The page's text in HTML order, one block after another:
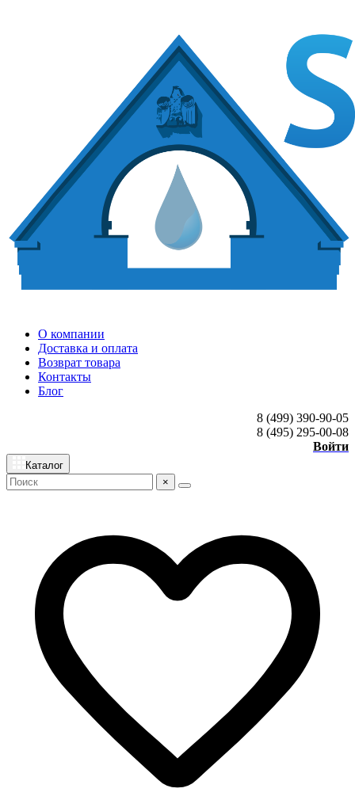
О компании
Доставка и оплата
Возврат товара
Контакты
Блог
8 (499) 390-90-05
8 (495) 295-00-08
Войти
Каталог
×